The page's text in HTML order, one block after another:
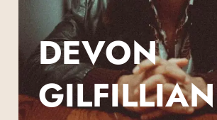
DEVON
GILFILLIAN